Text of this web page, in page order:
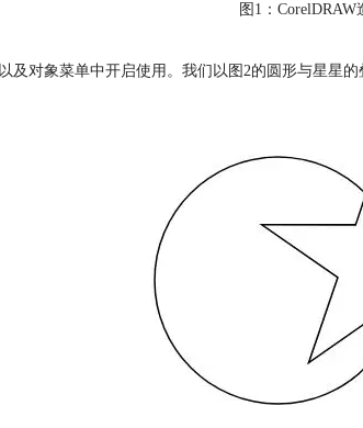
图1：CorelDRAW
及对象菜单中开启使用。我们以图2的圆形与星星的